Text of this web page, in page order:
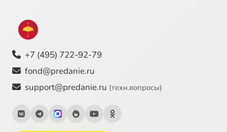
+7 (495) 722-92-79
fond@predanie.ru
support@predanie.ru (техн.вопросы)